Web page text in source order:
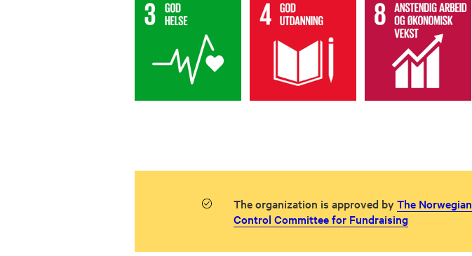
The organization is approved byThe Norwegian
Control Committee for Fundraising